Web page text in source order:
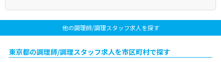
他の調理師/調理スタッフ求人を探す
東京都の調理師/調理スタッフ求人を市区町村で探す